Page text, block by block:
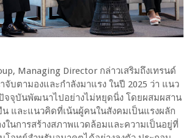
Managing Director กล่าวเสริมถึงเทรนด์
บตามองและกำลังมาแรง ในปี 2025 ว่า แนว
จจุบันพัฒนาไปอย่างไม่หยุดนิ่ง โดยผสมผสาน
น และแนวคิดที่เน้นผู้คนในสังคมเป็นแรงผลัก
ในการสร้างสภาพแวดล้อมและความเป็นอยู่ที่